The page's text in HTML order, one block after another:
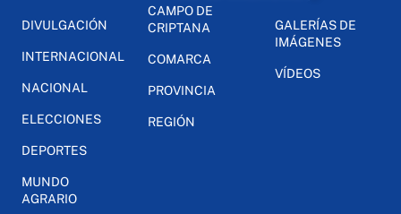
DIVULGACIÓN
INTERNACIONAL
NACIONAL
ELECCIONES
DEPORTES
MUNDO
AGRARIO
CAMPO DE
CRIPTANA
COMARCA
PROVINCIA
REGIÓN
GALERÍAS DE
IMÁGENES
VÍDEOS